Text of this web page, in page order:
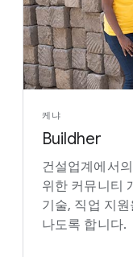
케냐
Buildher
건설업계에서
위한 커뮤니티
기술, 직업 지
나도록 합니다.